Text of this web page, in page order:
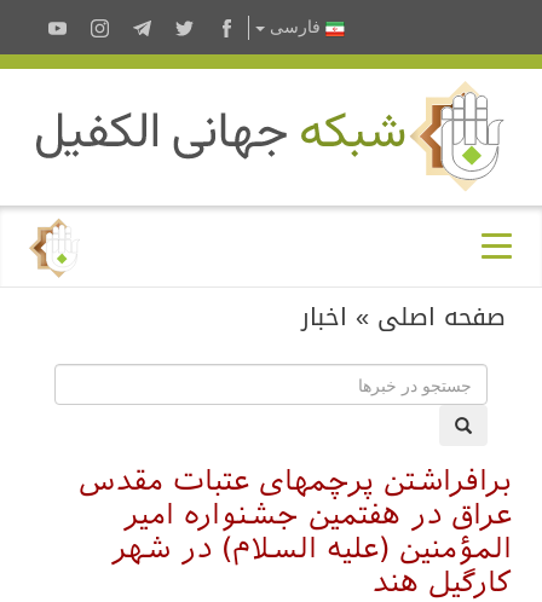
فارسى
صفحه اصلی » اخبار
برافراشتن پرچمهای عتبات مقدس
عراق در هفتمین جشنواره امیر
المؤمنین (علیه السلام) در شهر
كارگیل هند